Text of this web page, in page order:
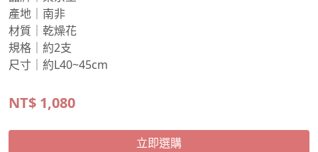
產地｜南非
材質｜乾燥花
規格｜約2支
尺寸｜約L40~45cm
NT$ 1,080
立即選購